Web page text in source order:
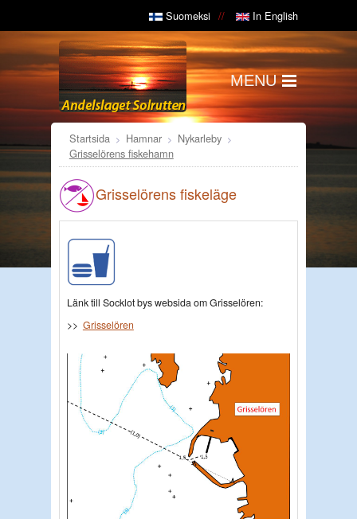
Suomeksi In English
MENU
Startsida Hamnar
Nykarleby
Grisselörens fiskehamn
Grisselörens fiskeläge
Länk till Socklot bys websida om Grisselören:
>> Grisselören